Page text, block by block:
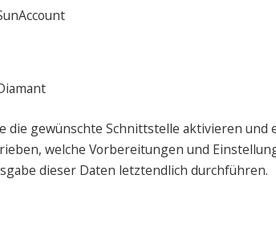
die gewünschte Schnittstelle aktivieren
welche Vorbereitungen und
dieser Daten letztendlich durchführen.